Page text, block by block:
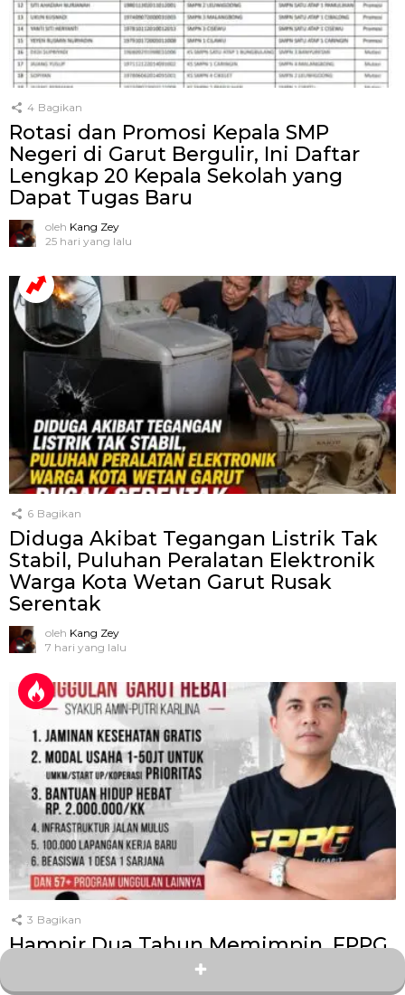
4 Bagikan
Rotasi dan Promosi Kepala SMP
Negeri di Garut Bergulir, Ini Daftar
Lengkap 20 Kepala Sekolah yang
Dapat Tugas Baru
oleh Kang Zey
25 hari yang lalu
6 Bagikan
Diduga Akibat Tegangan Listrik Tak
Stabil, Puluhan Peralatan Elektronik
Warga Kota Wetan Garut Rusak
Serentak
oleh Kang Zey
7 hari yang lalu
3 Bagikan
Hampir Dua Tahun Memimpin, FPPG
Semprot Bupati Garut: Janji Rp2 Juta
per KK Baru 1.000 Penerima, Target